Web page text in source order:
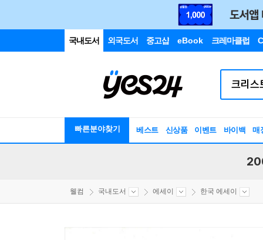
국내도서 외국도서 중고샵 eBook 크레마클럽
빠른분야찾기 베스트 신상품 이벤트 바이백 매
웰컴 국내도서 에세이 한국 에세이